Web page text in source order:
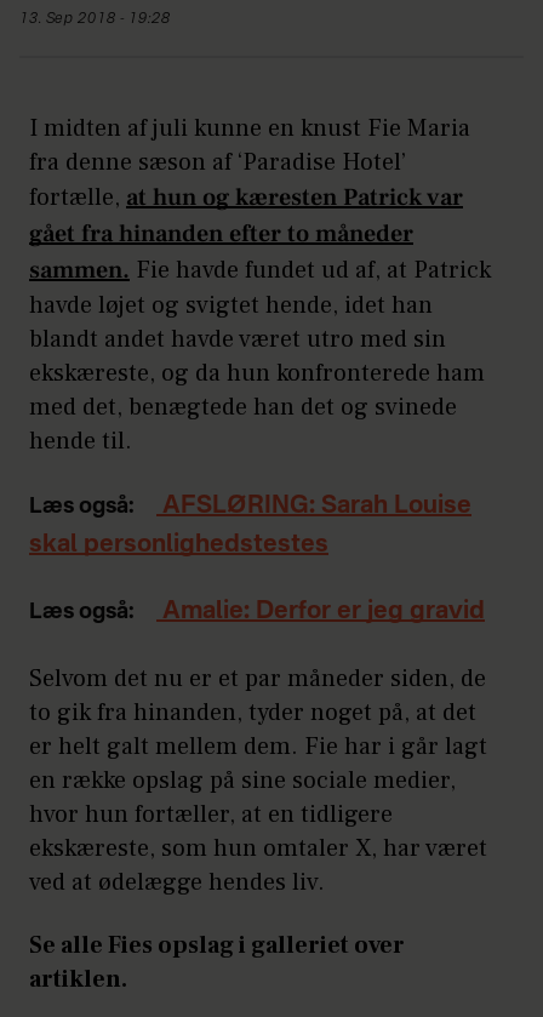
13. Sep 2018 - 19:28
I midten af juli kunne en knust Fie Maria
fra denne sæson af ‘Paradise Hotel’
fortælle, at hun og kæresten Patrick var
gået fra hinanden efter to måneder
sammen. Fie havde fundet ud af, at Patrick
havde løjet og svigtet hende, idet han
blandt andet havde været utro med sin
ekskæreste, og da hun konfronterede ham
med det, benægtede han det og svinede
hende til.
Læs også:
AFSLØRING: Sarah Louise
skal personlighedstestes
Læs også: Amalie: Derfor er jeg gravid
Selvom det nu er et par måneder siden, de
to gik fra hinanden, tyder noget på, at det
er helt galt mellem dem. Fie har i går lagt
en række opslag på sine sociale medier,
hvor hun fortæller, at en tidligere
ekskæreste, som hun omtaler X, har været
ved at ødelægge hendes liv.
Se alle Fies opslag i galleriet over
artiklen.